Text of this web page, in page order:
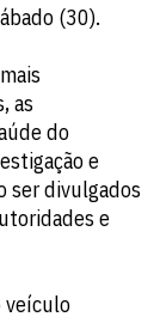
(30).
as
do
e
ser divulgados
e
veículo